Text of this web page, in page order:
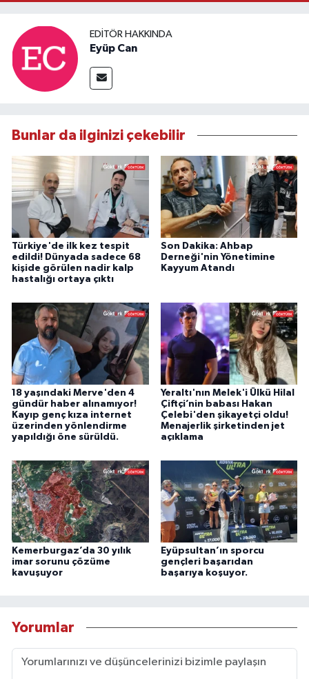
EDITÖR HAKKINDA
Eyüp Can
Bunlar da ilginizi çekebilir
Türkiye'de ilk kez tespit
edildi! Dünyada sadece 68
kişide görülen nadir kalp
hastalığı ortaya çıktı
Son Dakika: Ahbap
Derneği'nin Yönetimine
Kayyum Atandı
18 yaşındaki Merve'den 4
gündür haber alınamıyor!
Kayıp genç kıza internet
üzerinden yönlendirme
yapıldığı öne sürüldü.
Yeraltı'nın Melek'i Ülkü Hilal
Çiftçi’nin babası Hakan
Çelebi'den şikayetçi oldu!
Menajerlik şirketinden jet
açıklama
Kemerburgaz’da 30 yılık
imar sorunu çözüme
kavuşuyor
Eyüpsultan’ın sporcu
gençleri başarıdan
başarıya koşuyor.
Yorumlar